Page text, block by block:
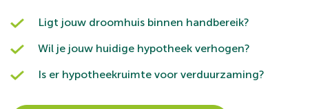
Ligt jouw droomhuis binnen handbereik?
Wil je jouw huidige hypotheek verhogen?
Is er hypotheekruimte voor verduurzaming?